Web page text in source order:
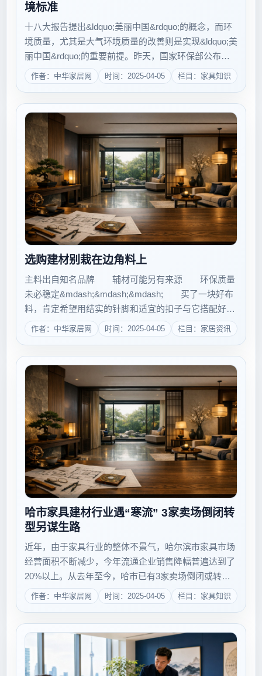
境标准
十八大报告提出&ldquo;美丽中国&rdquo;的概念，而环
境质量，尤其是大气环境质量的改善则是实现&ldquo;美
丽中国&rdquo;的重要前提。昨天，国家环保部公布
《重点区域大气污染防治&ldquo;十二五&rdquo;规
划》，为&ldquo;美丽中国&rdquo;的实现保驾护...
作者：中华家居网 时间：2025-04-05 栏目：家具知识
选购建材别栽在边角料上
主料出自知名品牌 辅材可能另有来源 环保质量
未必稳定&mdash;&mdash;&mdash; 买了一块好布
料，肯定希望用结实的针脚和适宜的扣子与它搭配好，
才能缝制出质量把牢的衣服。建材也是一样，属于
&ldquo;半成品&rdquo;并需要到家安装或再次加工制作
作者：中华家居网 时间：2025-04-05 栏目：家居资讯
哈市家具建材行业遇“寒流” 3家卖场倒闭转
型另谋生路
近年，由于家具行业的整体不景气，哈尔滨市家具市场
经营面积不断减少，今年流通企业销售降幅普遍达到了
20%以上。从去年至今，哈市已有3家卖场倒闭或转
型。这是记者从22日召开的哈尔滨市家具行业协会年会
了解到的。 目前，哈市有家具生产型企业和流通销
作者：中华家居网 时间：2025-04-05 栏目：家具知识